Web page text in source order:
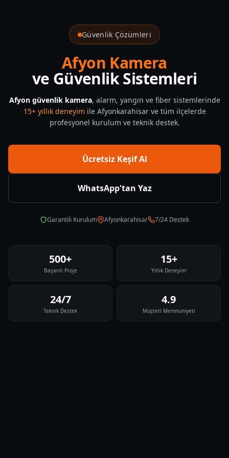
Güvenlik Çözümleri
Afyon Kamera
ve Güvenlik Sistemleri
Afyon güvenlik kamera, alarm, yangın ve fiber sistemlerinde
15+ yıllık deneyim ile Afyonkarahisar ve tüm ilçelerde
profesyonel kurulum ve teknik destek.
Ücretsiz Keşif Al
WhatsApp'tan Yaz
Garantili Kurulum Afyonkarahisar 7/24 Destek
500+
Başarılı Proje
15+
Yıllık Deneyim
24/7
Teknik Destek
4.9
Müşteri Memnuniyeti